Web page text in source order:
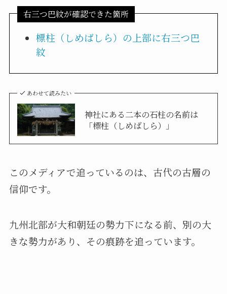
右三つ巴紋が確認できた箇所
標柱（しめばしら）の上部に右三つ巴
紋
あわせて読みたい
神社にある二本の石柱の名前は
「標柱（しめばしら）」
このメディアで追っているのは、古代の古層の
信仰です。
九州北部が大和朝廷の勢力下になる前、別の大
きな勢力があり、その痕跡を追っています。